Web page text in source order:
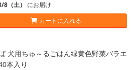
8（土） にお届け
カートに入れる
犬用ちゅ～るごはん緑黄色野菜バラエ
本入り